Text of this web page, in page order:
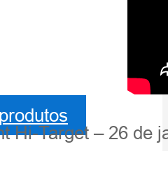
Hi-Target – 26 de